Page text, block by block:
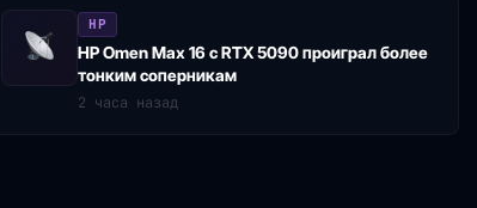
HP
HP Omen Max 16 с RTX 5090 проиграл более
тонким соперникам
2 часа назад